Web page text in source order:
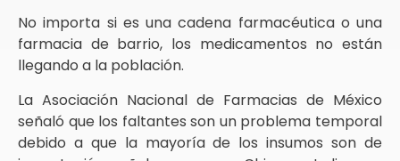
No importa si es una cadena farmacéutica o una
farmacia de barrio, los medicamentos no están
llegando a la población.
La Asociación Nacional de Farmacias de México
señaló que los faltantes son un problema temporal
debido a que la mayoría de los insumos son de